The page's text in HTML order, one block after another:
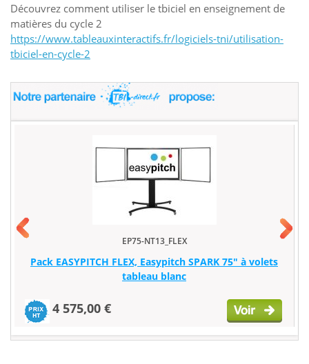
Découvrez comment utiliser le tbiciel en enseignement de
matières du cycle 2
https://www.tableauxinteractifs.fr/logiciels-tni/utilisation-
tbiciel-en-cycle-2
EP75-NT13_FLEX
Pack EASYPITCH FLEX, Easypitch SPARK 75" à volets
tableau blanc
4 575,00 €